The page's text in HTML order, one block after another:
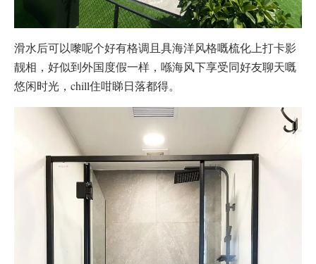
滑水后可以嚟呢个好有格调且具海洋风格嘅梳化上打卡影
靓相，好似到外国度假一样，喺海风下享受同好友聊天嘅
悠闲时光，chill住咁睇日落都得。